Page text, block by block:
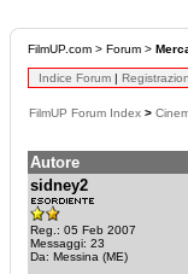
FilmUP.com > Forum >
Indice Forum |
FilmUP Forum Index >
Autore
sidney2
Reg.: 05 Feb 2007
Messaggi: 23
Da: Messina (ME)